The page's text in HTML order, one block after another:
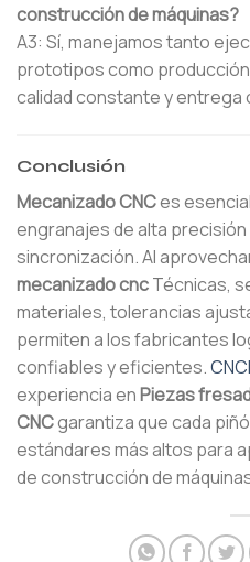
construcción de máquinas?
A3: Sí, manejamos tanto
prototipos como
calidad constante y entrega
Conclusión
Mecanizado CNCes
engranajes de alta
sincronización. Al
mecanizado cncTécnicas,
materiales, tolerancias
permiten a los fabricantes
confiables y eficientes.
experiencia enPiezas
CNCgarantiza que cada
estándares más altos para
de construcción de